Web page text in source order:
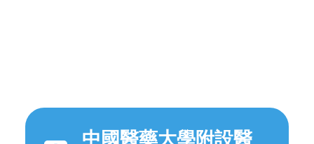
中國醫藥大學附設醫